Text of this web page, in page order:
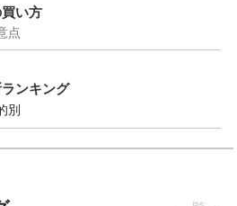
い方
点
ンキング
別